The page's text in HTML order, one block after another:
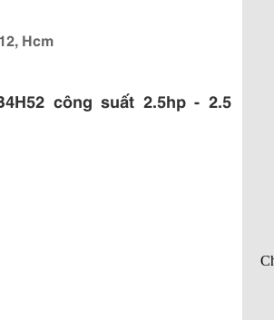
Hcm
công suất 2.5hp - 2.5